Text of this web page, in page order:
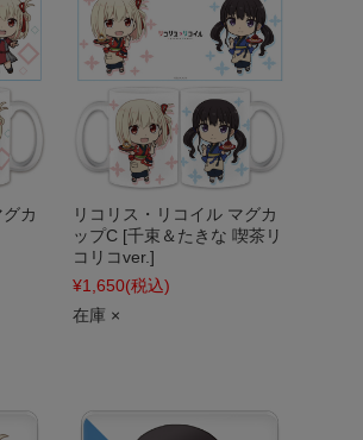
カ
リコリス・リコイル マグカ
ップC [千束＆たきな 喫茶リ
コリコver.]
¥1,650(税込)
在庫 ×